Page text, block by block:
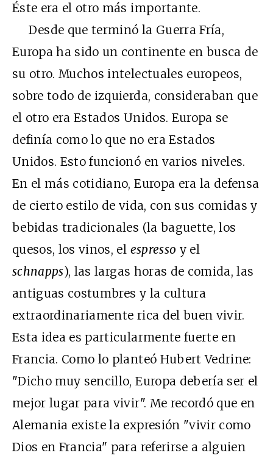
Éste era el otro más importante.
Desde que terminó la Guerra Fría,
Europa ha sido un continente en busca de
su otro. Muchos intelectuales europeos,
sobre todo de izquierda, consideraban que
el otro era Estados Unidos. Europa se
definía como lo que no era Estados
Unidos. Esto funcionó en varios niveles.
En el más cotidiano, Europa era la defensa
de cierto estilo de vida, con sus comidas y
bebidas tradicionales (la baguette, los
quesos, los vinos, el espresso y el
schnapps), las largas horas de comida, las
antiguas costumbres y la cultura
extraordinariamente rica del buen vivir.
Esta idea es particularmente fuerte en
Francia. Como lo planteó Hubert Vedrine:
"Dicho muy sencillo, Europa debería ser el
mejor lugar para vivir". Me recordó que en
Alemania existe la expresión "vivir como
Dios en Francia" para referirse a alguien